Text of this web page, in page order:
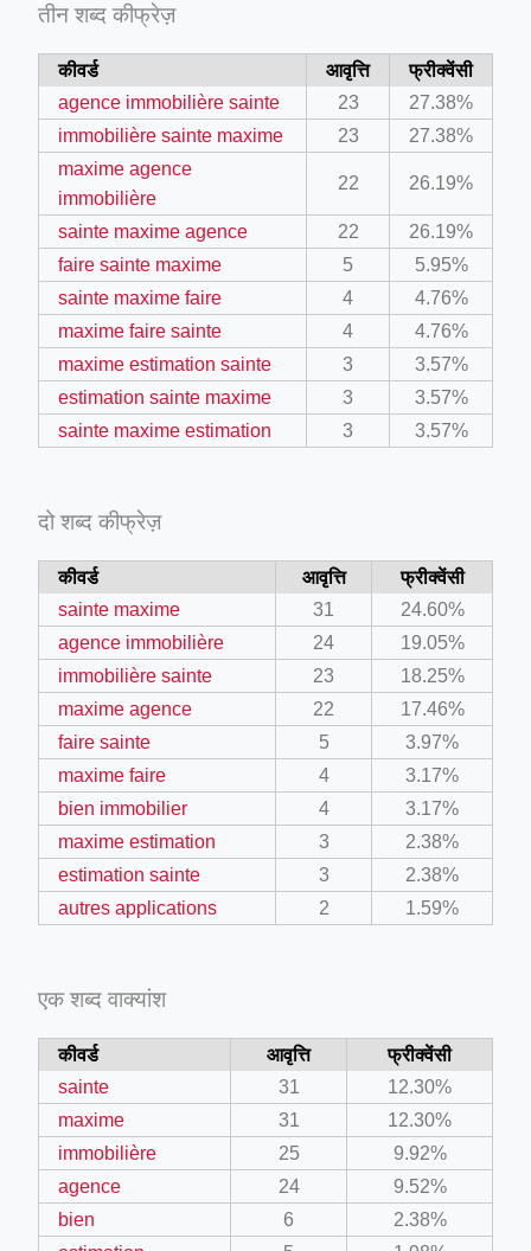
crew-neck-navy-blue/
shredder-plant-equipment/scrap-shredder-fabrication
तीन शब्द कीफ्रेज़
कीवर्ड आवृत्ति
फ्रीक्वेंसी
agence immobilière sainte
23
27.38%
immobilière sainte maxime
23
27.38%
maxime agence
immobilière
22 26.19%
sainte maxime agence 22
26.19%
faire sainte maxime
5
5.95%
sainte maxime faire
4
4.76%
maxime faire sainte
4
4.76%
maxime estimation sainte
3
3.57%
estimation sainte maxime
3
3.57%
sainte maxime estimation
3 3.57%
दो शब्द कीफ्रेज़
कीवर्ड आवृत्ति
फ्रीक्वेंसी
sainte maxime
31
24.60%
agence immobilière
24
19.05%
immobilière sainte
23
18.25%
maxime agence
22
17.46%
faire sainte
5
3.97%
maxime faire
4
3.17%
bien immobilier
4
3.17%
maxime estimation
3
2.38%
estimation sainte
3
2.38%
autres applications
2 1.59%
एक शब्द वाक्यांश
कीवर्ड आवृत्ति
फ्रीक्वेंसी
sainte
31
12.30%
maxime
31
12.30%
immobilière
25
9.92%
agence
24
9.52%
bien
6
2.38%